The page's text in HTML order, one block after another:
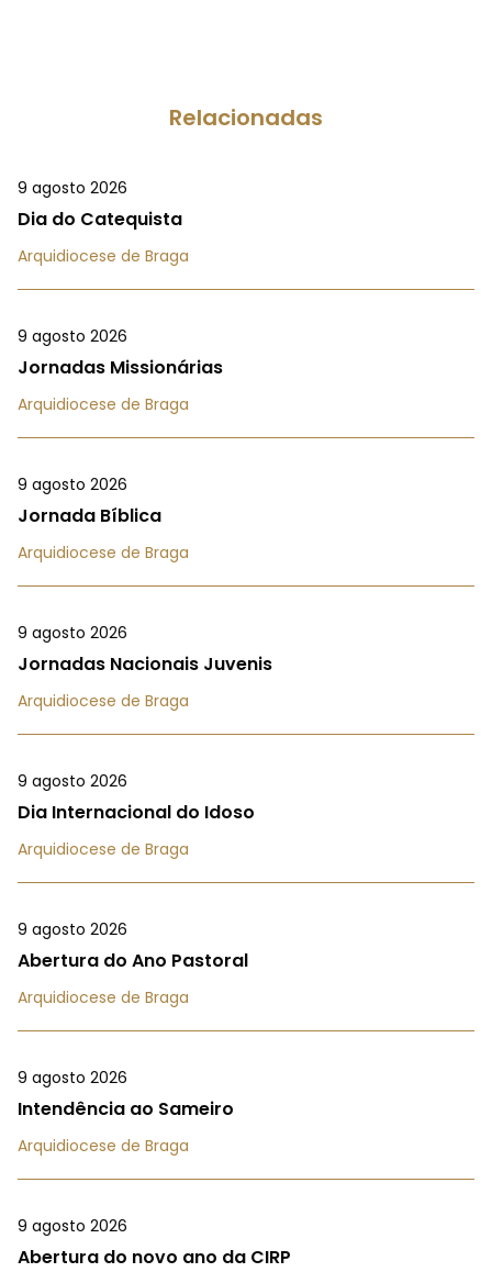
Relacionadas
9 agosto 2026
Dia do Catequista
Arquidiocese de Braga
9 agosto 2026
Jornadas Missionárias
Arquidiocese de Braga
9 agosto 2026
Jornada Bíblica
Arquidiocese de Braga
9 agosto 2026
Jornadas Nacionais Juvenis
Arquidiocese de Braga
9 agosto 2026
Dia Internacional do Idoso
Arquidiocese de Braga
9 agosto 2026
Abertura do Ano Pastoral
Arquidiocese de Braga
9 agosto 2026
Intendência ao Sameiro
Arquidiocese de Braga
9 agosto 2026
Abertura do novo ano da CIRP